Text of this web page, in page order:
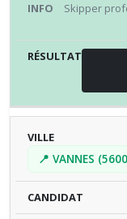
Skipper
📍 VANNES